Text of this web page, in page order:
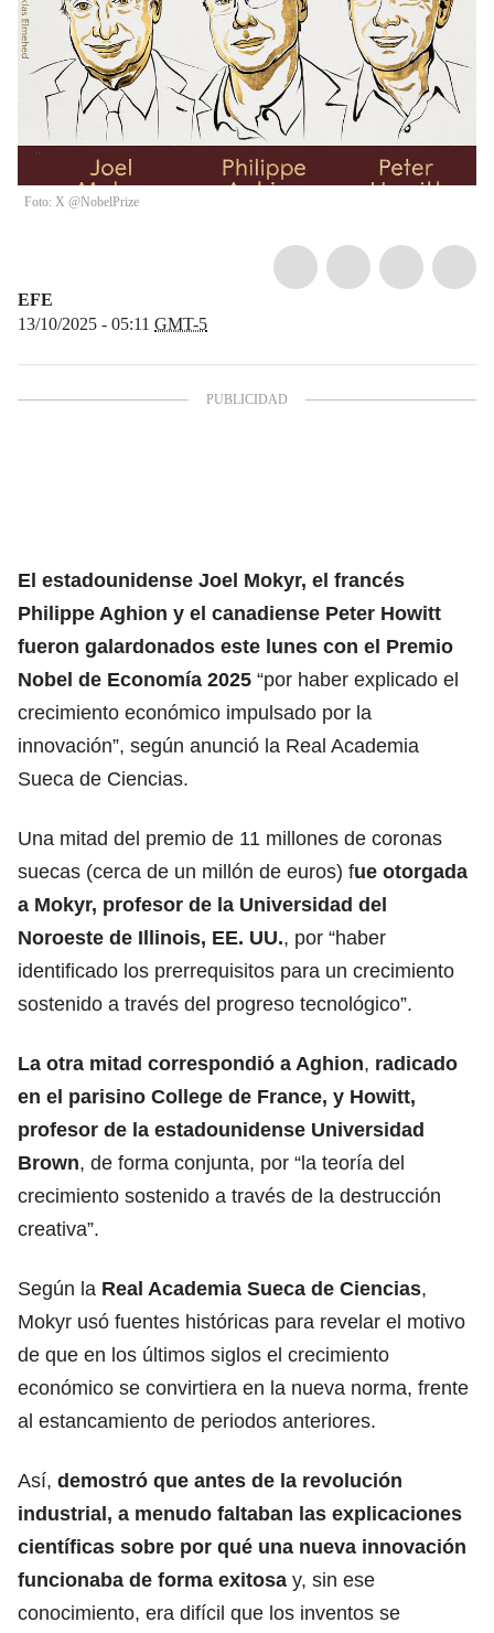
Foto: X @NobelPrize
EFE
13/10/2025 - 05:11 GMT-5
El estadounidense Joel Mokyr, el francés
Philippe Aghion y el canadiense Peter Howitt
fueron galardonados este lunes con el Premio
Nobel de Economía 2025 “por haber explicado el
crecimiento económico impulsado por la
innovación”, según anunció la Real Academia
Sueca de Ciencias.
Una mitad del premio de 11 millones de coronas
suecas (cerca de un millón de euros) fue otorgada
a Mokyr, profesor de la Universidad del
Noroeste de Illinois, EE. UU., por “haber
identificado los prerrequisitos para un crecimiento
sostenido a través del progreso tecnológico”.
La otra mitad correspondió a Aghion, radicado
en el parisino College de France, y Howitt,
profesor de la estadounidense Universidad
Brown, de forma conjunta, por “la teoría del
crecimiento sostenido a través de la destrucción
creativa”.
Según la Real Academia Sueca de Ciencias,
Mokyr usó fuentes históricas para revelar el motivo
de que en los últimos siglos el crecimiento
económico se convirtiera en la nueva norma, frente
al estancamiento de periodos anteriores.
Así, demostró que antes de la revolución
industrial, a menudo faltaban las explicaciones
científicas sobre por qué una nueva innovación
funcionaba de forma exitosa y, sin ese
conocimiento, era difícil que los inventos se